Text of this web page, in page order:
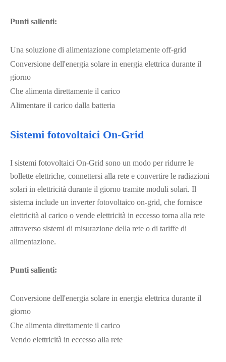
Punti salienti:
Una soluzione di alimentazione completamente off-grid
Conversione dell'energia solare in energia elettrica durante il
giorno
Che alimenta direttamente il carico
Alimentare il carico dalla batteria
Sistemi fotovoltaici On-Grid
I sistemi fotovoltaici On-Grid sono un modo per ridurre le
bollette elettriche, connettersi alla rete e convertire le radiazioni
solari in elettricità durante il giorno tramite moduli solari. Il
sistema include un inverter fotovoltaico on-grid, che fornisce
elettricità al carico o vende elettricità in eccesso torna alla rete
attraverso sistemi di misurazione della rete o di tariffe di
alimentazione.
Punti salienti:
Conversione dell'energia solare in energia elettrica durante il
giorno
Che alimenta direttamente il carico
Vendo elettricità in eccesso alla rete